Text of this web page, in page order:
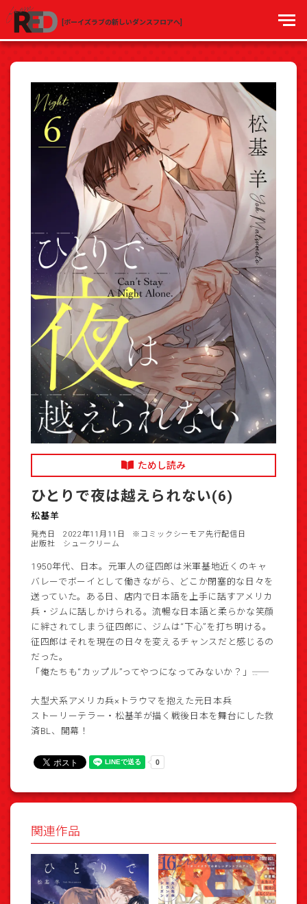
[ボーイズラブの新しいダンスフロアへ]
ためし読み
ひとりで夜は越えられない(6)
松基羊
発売日 2022年11月11日
※コミックシーモア先行配信日
出版社 シュークリーム
1950年代、日本。元軍人の征四郎は米軍基地近くのキャ
バレーでボーイとして働きながら、どこか閉塞的な日々を
送っていた。ある日、店内で日本語を上手に話すアメリカ
兵・ジムに話しかけられる。流暢な日本語と柔らかな笑顔
に絆されてしまう征四郎に、ジムは“下心”を打ち明ける。
征四郎はそれを現在の日々を変えるチャンスだと感じるの
だった。
「俺たちも“カップル”ってやつになってみないか？」――…
大型犬系アメリカ兵×トラウマを抱えた元日本兵
ストーリーテラー・松基羊が描く戦後日本を舞台にした救
済BL、開幕！
関連作品